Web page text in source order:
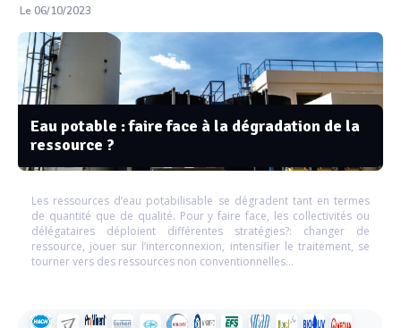
Le 06/10/2023
Eau potable : faire face à la dégradation de la
ressource ?
Les ressources d’eau potabilisable se dégradent tant en termes
de quantité que de qualité. Pour y faire face, les collectivités ou
délégataires déploient différentes stratégies?: changer de
ressource, jouer sur l’interconnexion, intensifier le traitement, se
tourner vers des ressources non conventionnelles…